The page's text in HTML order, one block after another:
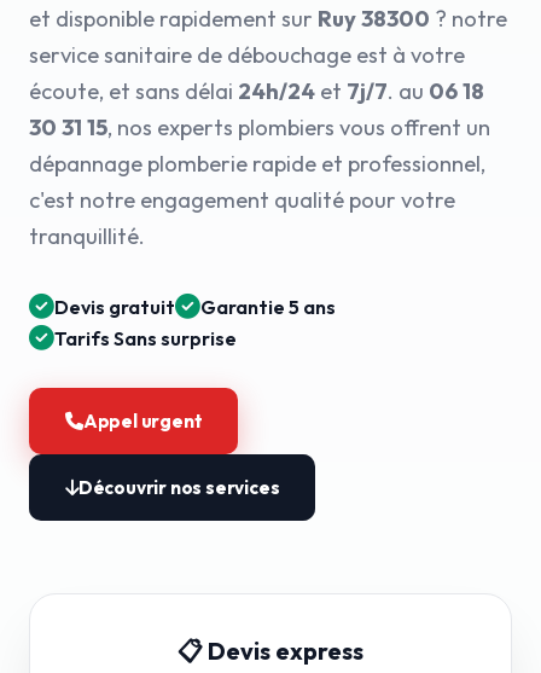
et disponible rapidement sur Ruy 38300 ? notre
service sanitaire de débouchage est à votre
écoute, et sans délai 24h/24 et 7j/7. au 06 18
30 31 15, nos experts plombiers vous offrent un
dépannage plomberie rapide et professionnel,
c'est notre engagement qualité pour votre
tranquillité.
Devis gratuit
Garantie 5 ans
Tarifs Sans surprise
Appel urgent
Découvrir nos services
📋 Devis express